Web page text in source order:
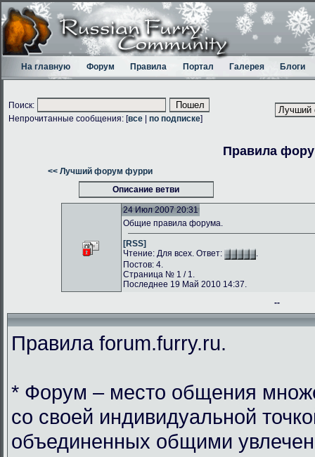
На главную Форум Правила Портал Галерея Блоги
Поиск:
Непрочитанные сообщения: [все по подписке]
Правила
<< Лучший форум фурри
Описание ветви
24 Июл 2007 20:31
Общие правила форума.
[RSS]
Чтение: Для всех. Ответ:
.
Постов: 4.
Страница № 1 / 1.
Последнее 19 Май 2010 14:37.
--
Правила forum.furry.ru.
* Форум – место общения
со своей индивидуальной
объединенных общими